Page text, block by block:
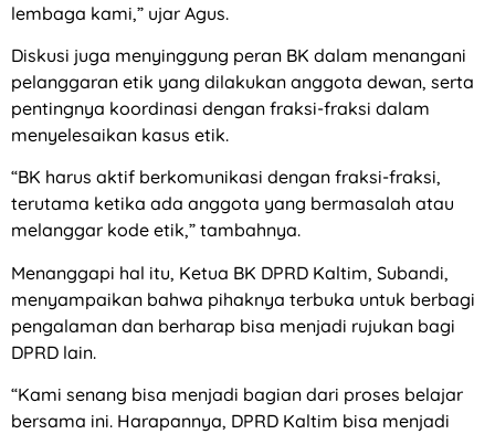
lembaga kami,” ujar Agus.
Diskusi juga menyinggung peran BK dalam menangani
pelanggaran etik yang dilakukan anggota dewan, serta
pentingnya koordinasi dengan fraksi-fraksi dalam
menyelesaikan kasus etik.
“BK harus aktif berkomunikasi dengan fraksi-fraksi,
terutama ketika ada anggota yang bermasalah atau
melanggar kode etik,” tambahnya.
Menanggapi hal itu, Ketua BK DPRD Kaltim, Subandi,
menyampaikan bahwa pihaknya terbuka untuk berbagi
pengalaman dan berharap bisa menjadi rujukan bagi
DPRD lain.
“Kami senang bisa menjadi bagian dari proses belajar
bersama ini. Harapannya, DPRD Kaltim bisa menjadi